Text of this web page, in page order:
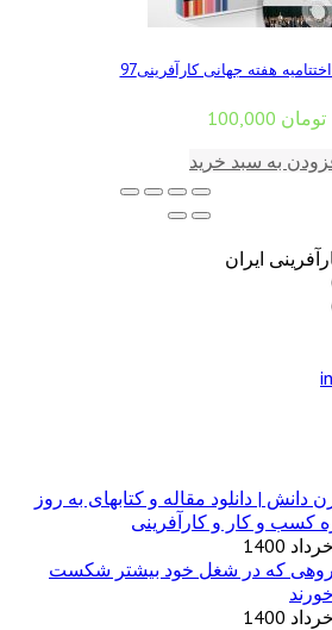
هفته جهانی کارآفرینی97
100,000 تومان
به سبد خرید
ایران
دانش | دانلود مقاله و کتابهای به روز
کسب و کار و کارآفرینی
که در شغل خود بیشتر شکست